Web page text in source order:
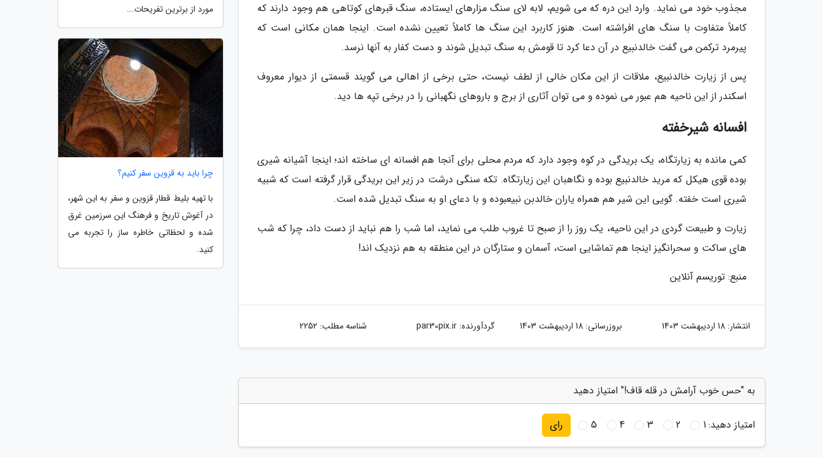
مجذوب خود می نماید. وارد این دره که می شویم، لابه لای سنگ مزارهای ایستاده، سنگ قبرهای کوتاهی هم وجود دارند که
کاملاً متفاوت با سنگ های افراشته است. هنوز کاربرد این سنگ ها کاملاً تعیین نشده است. اینجا همان مکانی است که
پیرمرد ترکمن می گفت خالدنبیع در آن دعا کرد تا قومش به سنگ تبدیل شوند و دست کفار به آنها نرسد.
پس از زیارت خالدنبیع، ملاقات از این مکان خالی از لطف نیست، حتی برخی از اهالی می گویند قسمتی از دیوار معروف
اسکندر از این ناحیه هم عبور می نموده و می توان آثاری از برج و باروهای نگهبانی را در برخی تپه ها دید.
افسانه شیرخفته
کمی مانده به زیارتگاه، یک بریدگی در کوه وجود دارد که مردم محلی برای آنجا هم افسانه ای ساخته اند؛ اینجا آشیانه شیری
بوده قوی هیکل که مرید خالدنبیع بوده و نگاهبان این زیارتگاه. تکه سنگی درشت در زیر این بریدگی قرار گرفته است که شبیه
شیری است خفته. گویی این شیر هم همراه یاران خالدبن نبیعبوده و با دعای او به سنگ تبدیل شده است.
زیارت و طبیعت گردی در این ناحیه، یک روز را از صبح تا غروب طلب می نماید، اما شب را هم نباید از دست داد، چرا که شب
های ساکت و سحرانگیز اینجا هم تماشایی است، آسمان و ستارگان در این منطقه به هم نزدیک اند!
منبع: توریسم آنلاین
انتشار: 18 اردیبهشت 1403 بروزرسانی: 18 اردیبهشت 1403 گردآورنده:par30pix.ir شناسه مطلب: 2252
به "حس خوب آرامش در قله قاف!" امتیاز دهید
امتیاز دهید:1
2
3
4
5 رای
مورد از برترین تفریحات...
چرا باید به قزوین سفر کنیم؟
با تهیه بلیط قطار قزوین و سفر به این شهر،
در آغوش تاریخ و فرهنگ این سرزمین غرق
شده و لحظاتی خاطره ساز را تجربه می
کنید.